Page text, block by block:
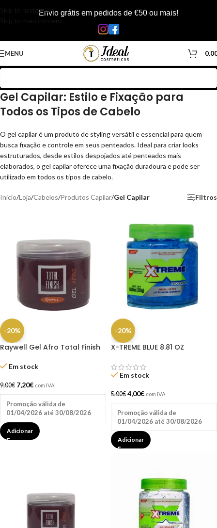
Skip to navigationEnvio grátis em pedidos de €50 ou mais!
MENU
Gel Capilar: Estilo e Fixação para
Todos os Tipos de Cabelo
O gel capilar é um produto de styling versátil e essencial para quem
busca fixação e controle em seus penteados. Ideal para criar looks
estruturados, desde estilos despojados até penteados mais
elaborados, o gel capilar oferece uma fixação duradoura e pode ser
utilizado em todos os tipos de cabelo.
Início/Loja/Cabelos/Produtos Capilar/Gel Capilar Filtros
-20%
Raywell Gel Afro Total Finish
Em stock
9,00€ 7,20€ com IVA
Promoção válida de
01/04/2026 até 30/08/2026
Adicionar
-20%
X-TREME BLUE 8.81 OZ
Em stock
5,00€ 4,00€ com IVA
Promoção válida de
01/04/2026 até 30/08/2026
Adicionar